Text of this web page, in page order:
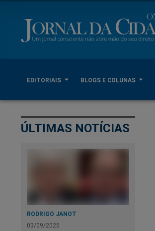
EDITORIAIS BLOGS E COLUNAS
ÚLTIMAS NOTÍCIAS
RODRIGO JANOT
03/09/2025